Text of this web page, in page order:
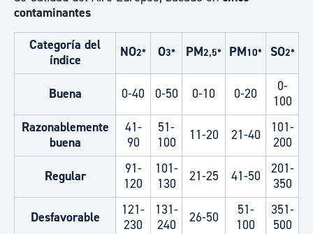
contaminantes
Categoría del
índice
NO2* O3* PM2,5* PM10* SO2*
Buena 0-40 0-50 0-10 0-20
0-
100
Razonablemente
buena
41-
90
51-
100
11-20 21-40
101-
200
Regular
91-
120
101-
130
21-25 41-50
201-
350
Desfavorable
121-
230
131-
240
26-50
51-
100
351-
500